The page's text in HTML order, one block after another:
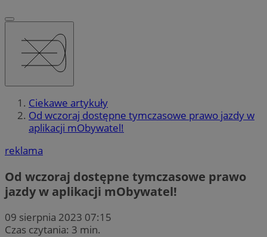
Ciekawe artykuły
Od wczoraj dostępne tymczasowe prawo jazdy w
aplikacji mObywatel!
reklama
Od wczoraj dostępne tymczasowe prawo
jazdy w aplikacji mObywatel!
09 sierpnia 2023 07:15
Czas czytania: 3 min.